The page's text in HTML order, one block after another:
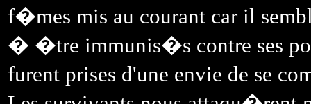
f�mes mis au courant car il
� �tre immunis�s contre ses
furent prises d'une envie de se